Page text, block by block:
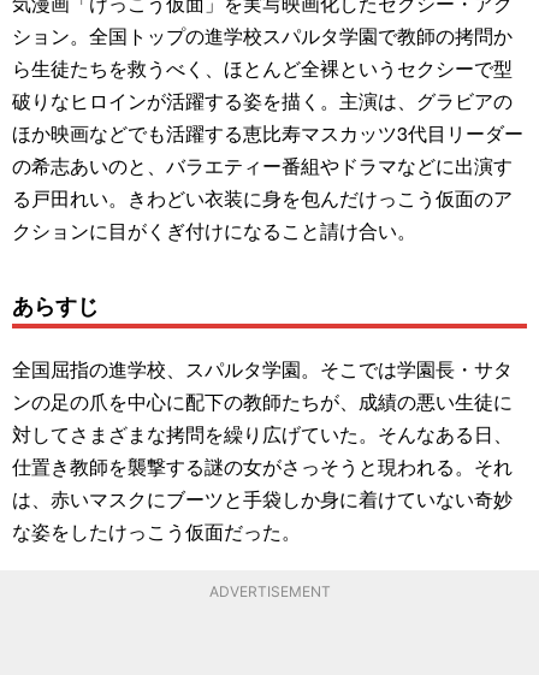
ション。全国トップの進学校スパルタ学園で教師の拷問か
ら生徒たちを救うべく、ほとんど全裸というセクシーで型
破りなヒロインが活躍する姿を描く。主演は、グラビアの
ほか映画などでも活躍する恵比寿マスカッツ3代目リーダー
の希志あいのと、バラエティー番組やドラマなどに出演す
る戸田れい。きわどい衣装に身を包んだけっこう仮面のア
クションに目がくぎ付けになること請け合い。
あらすじ
全国屈指の進学校、スパルタ学園。そこでは学園長・サタ
ンの足の爪を中心に配下の教師たちが、成績の悪い生徒に
対してさまざまな拷問を繰り広げていた。そんなある日、
仕置き教師を襲撃する謎の女がさっそうと現われる。それ
は、赤いマスクにブーツと手袋しか身に着けていない奇妙
な姿をしたけっこう仮面だった。
ADVERTISEMENT